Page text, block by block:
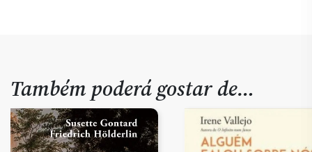
Também poderá gostar de…